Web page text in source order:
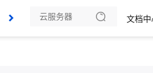
了解我们
文档中